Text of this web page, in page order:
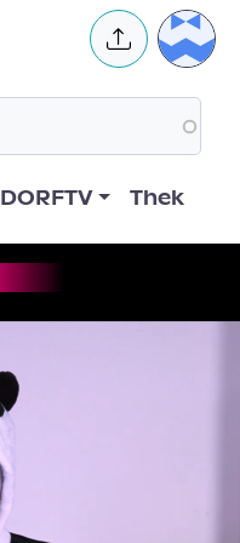
User
DORFTV Thek